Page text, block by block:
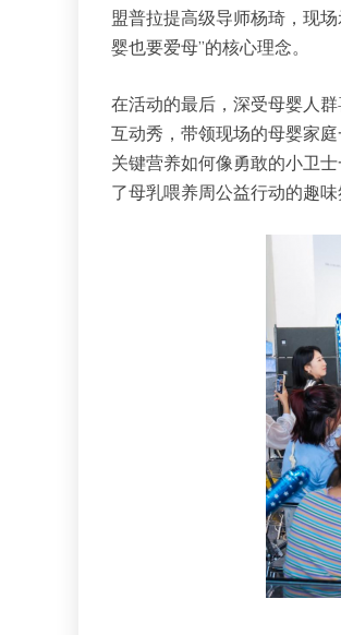
盟普拉提高级导师杨琦，现
婴也要爱母”的核心理念。
在活动的最后，深受母婴人
互动秀，带领现场的母婴家
关键营养如何像勇敢的小卫
了母乳喂养周公益行动的趣味